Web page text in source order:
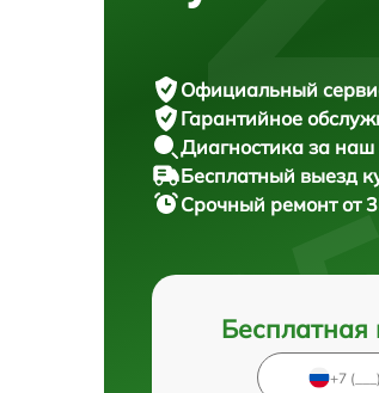
Официальный
Гарантийное
Диагностика за наш
Бесплатный выезд
Срочный ремонтот
Бесплатная